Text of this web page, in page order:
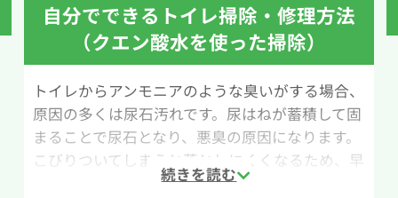
自分でできるトイレ掃除・修理方法
（クエン酸水を使った掃除）
トイレからアンモニアのような臭いがする場合、
原因の多くは尿石汚れです。尿はねが蓄積して固
まることで尿石となり、悪臭の原因になります。
こびりついてしまうと落としにくくなるため、早
めの掃除と定期的なメンテナンスが大切です。こ